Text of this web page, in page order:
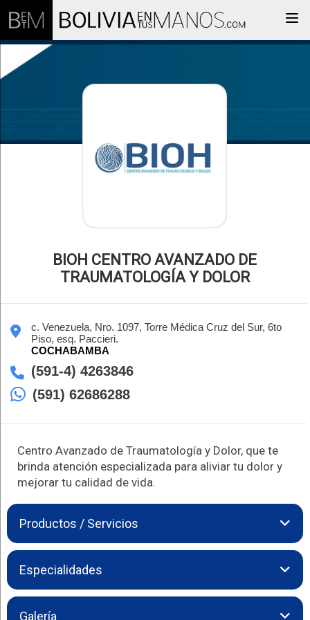
BIOH CENTRO AVANZADO DE
TRAUMATOLOGÍA Y DOLOR
c. Venezuela, Nro. 1097, Torre Médica Cruz del Sur, 6to
Piso, esq. Paccieri.
COCHABAMBA
(591-4) 4263846
(591) 62686288
Centro Avanzado de Traumatología y Dolor, que te
brinda atención especializada para aliviar tu dolor y
mejorar tu calidad de vida.
Productos / Servicios
BIOH Centro Avanzado de Traumatología y Dolor en
Cochabamba es un centro especializado que redefine el
tratamiento del dolor musculoesquelético con un enfoque de
mínimamente invasivos, BIOH combina tecnología de última
Especialidades
BIOH Centro Avanzado de Traumatología y Dolor te brinda las
Galería